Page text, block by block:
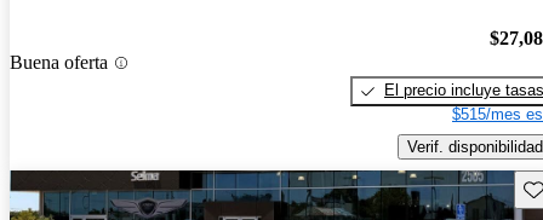
Buena oferta
El precio incluye tasas
$515/mes
Verif. disponibilidad